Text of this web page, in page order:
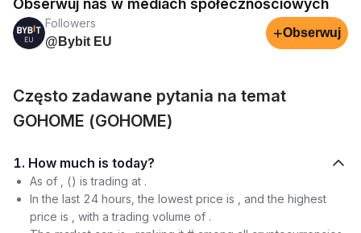
Obserwuj nas w mediach społecznościowych
Followers
@Bybit EU
+Obserwuj
Często zadawane pytania na temat
GOHOME (GOHOME)
1. How much is today?
As of , () is trading at .
In the last 24 hours, the lowest price is , and the highest
price is , with a trading volume of .